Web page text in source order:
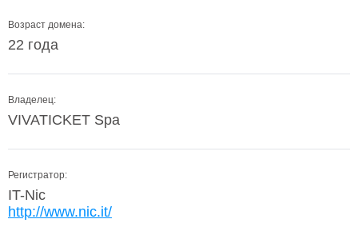
Возраст домена:
22 года
Владелец:
VIVATICKET Spa
Регистратор:
IT-Nic
http://www.nic.it/